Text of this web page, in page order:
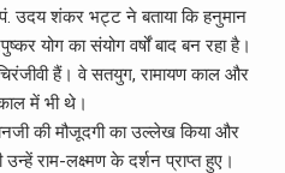
पं. उदय शंकर भट्ट ने बताया कि हनुमान
योग का संयोग वर्षों बाद बन रहा है।
हैं। वे सतयुग, रामायण काल और
में भी थे।
की मौजूदगी का उल्लेख किया और
राम-लक्ष्मण के दर्शन प्राप्त हुए।